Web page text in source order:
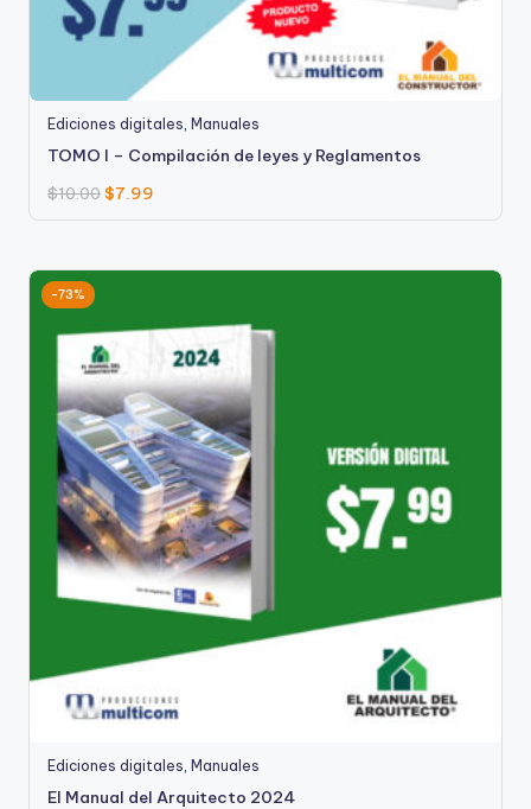
Ediciones digitales, Manuales
TOMO I – Compilación de leyes y Reglamentos
$10.00$7.99
-73%
Ediciones digitales, Manuales
El Manual del Arquitecto 2024